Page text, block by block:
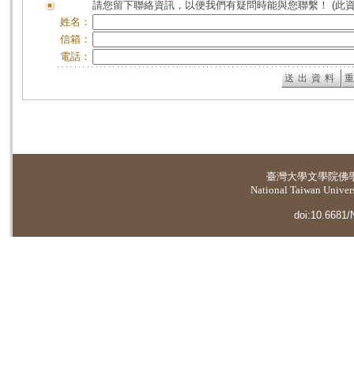
請您留下聯絡資訊，以便我們有疑問時能與您聯繫！ (此
姓名：
信箱：
電話：
臺灣大學文學院佛
National Taiwan
doi:10.6681/